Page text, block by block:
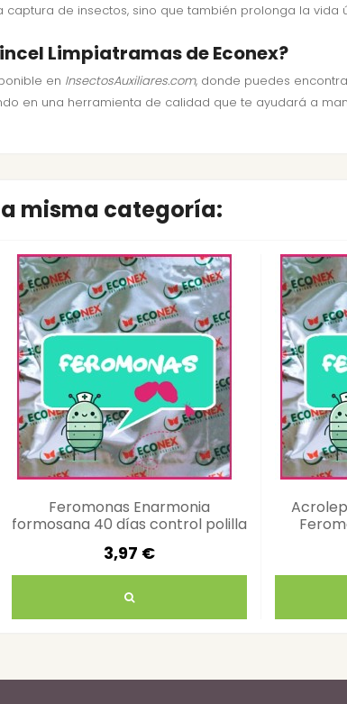
de insectos, sino que también prolonga la
Limpiatramas de Econex?
en InsectosAuxiliares.com, donde puedes
en una herramienta de calidad que te ayudará a
misma categoría:
Feromonas Enarmonia
formosana 40 días control polilla
3,97 €